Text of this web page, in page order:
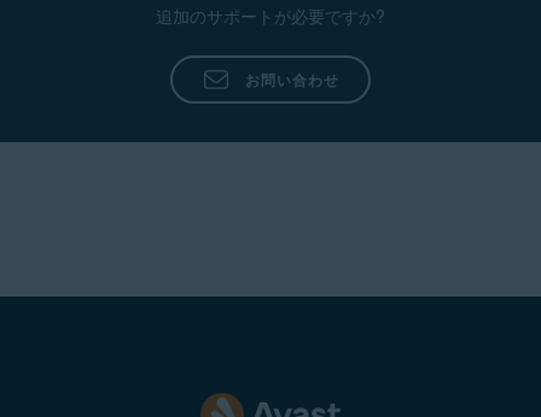
追加のサポートが必要ですか?
お問い合わせ